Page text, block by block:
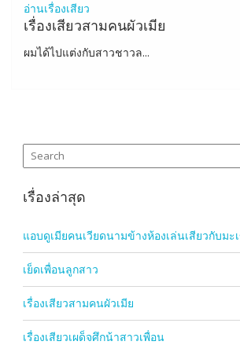
อ่านเรื่องเสียว
เรื่องเสียวสามคนผัวเมีย
ผมได้ไปแต่งกับสาวชาวล...
เรื่องล่าสุด
แอบดูเมียคนเวียดนามข้างห้องเล่นเสียวกับมะ
เย็ดเพื่อนลูกสาว
เรื่องเสียวสามคนผัวเมีย
เรื่องเสียวเผด็จศึกน้าสาวเพื่อน